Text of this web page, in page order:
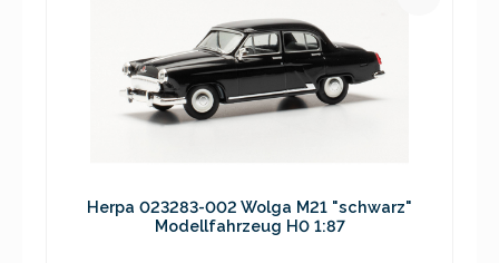
Herpa 023283-002 Wolga M21 "schwarz"
Modellfahrzeug H0 1:87